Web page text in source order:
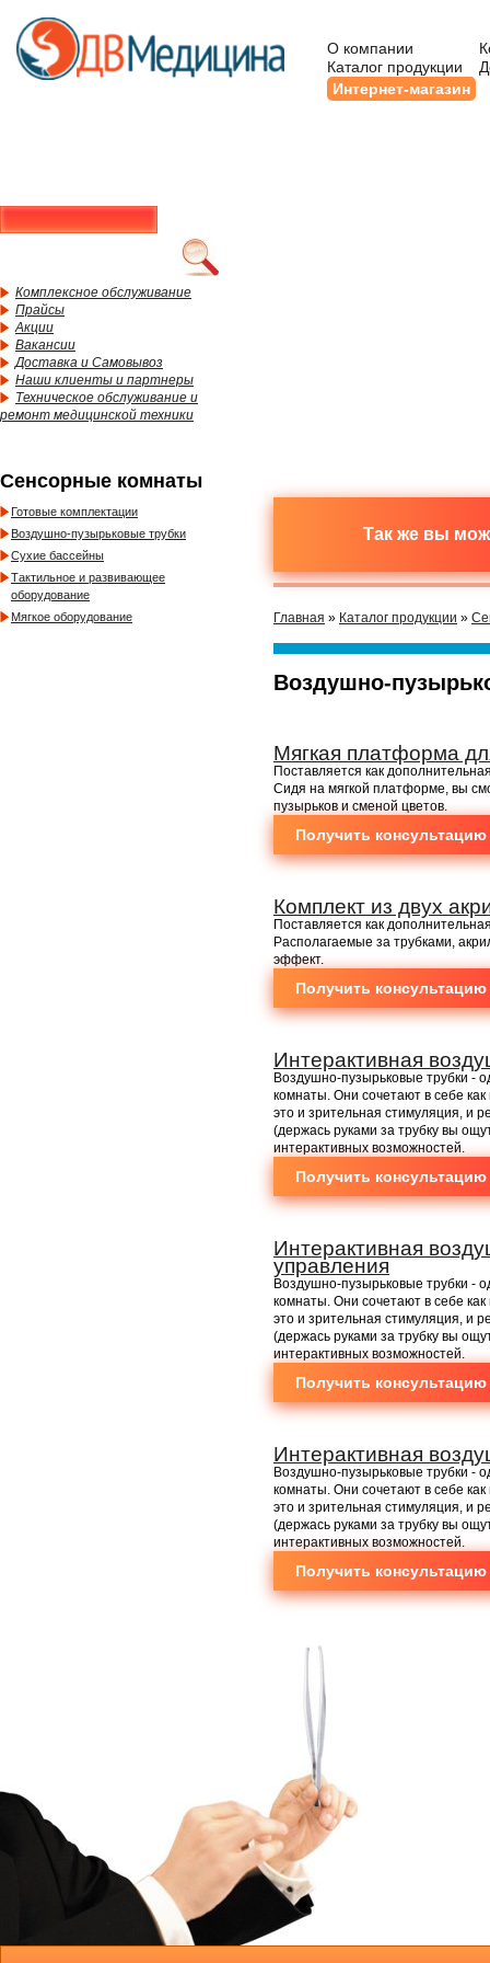
О компании
Каталог продукции
Интернет-магазин
Комплексное обслуживание
Прайсы
Акции
Вакансии
Доставка и Самовывоз
Наши клиенты и партнеры
Техническое обслуживание и
ремонт медицинской техники
Сенсорные комнаты
Готовые комплектации
Воздушно-пузырьковые трубки
Сухие бассейны
Тактильное и развивающее
оборудование
Мягкое оборудование
Так же вы
Главная » Каталог продукции »
Воздушно-
Мягкая платформа
Поставляется как
Сидя на мягкой платформе, вы
пузырьков и сменой цветов.
Получить консультацию
Комплект из двух
Поставляется как
Располагаемые за трубками,
эффект.
Получить консультацию
Интерактивная
Воздушно-пузырьковые трубки -
комнаты. Они сочетают в себе
это и зрительная стимуляция, и
(держась руками за трубку вы
интерактивных возможностей.
Получить консультацию
Интерактивная
управления
Воздушно-пузырьковые трубки -
комнаты. Они сочетают в себе
это и зрительная стимуляция, и
(держась руками за трубку вы
интерактивных возможностей.
Получить консультацию
Интерактивная
Воздушно-пузырьковые трубки -
комнаты. Они сочетают в себе
это и зрительная стимуляция, и
(держась руками за трубку вы
интерактивных возможностей.
Получить консультацию